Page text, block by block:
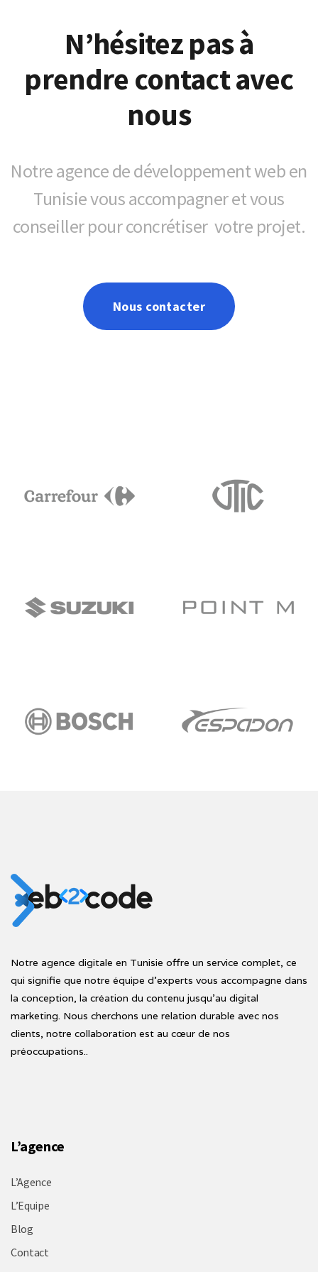
N’hésitez pas à
prendre contact avec
nous
Notre agence de développement web en
Tunisie vous accompagner et vous
conseiller pour concrétiser votre projet.
Nous contacter
Notre agence digitale en Tunisie offre un service complet, ce
qui signifie que notre équipe d'experts vous accompagne dans
la conception, la création du contenu jusqu'au digital
marketing. Nous cherchons une relation durable avec nos
clients, notre collaboration est au cœur de nos
préoccupations..
L’agence
L’Agence
L’Equipe
Blog
Contact